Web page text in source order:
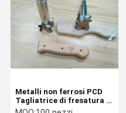
Metalli non ferrosi PCD
Tagliatrice di fresatura 3
pollici Lunghezza